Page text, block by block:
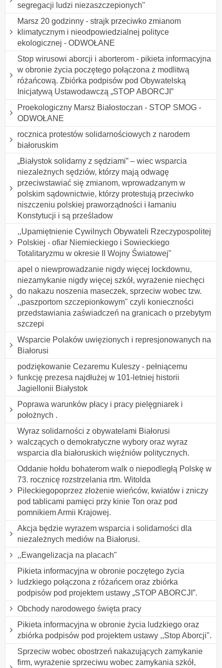
segregacji ludzi niezaszczepionych"
Marsz 20 godzinny - strajk przeciwko zmianom
klimatycznym i nieodpowiedzialnej polityce
ekologicznej - ODWOŁANE
Stop wirusowi aborcji i aborterom - pikieta informacyjna
w obronie życia poczętego połączona z modlitwą
różańcową. Zbiórka podpisów pod Obywatelską
Inicjatywą Ustawodawczą „STOP ABORCJI”
Proekologiczny Marsz Białostoczan - STOP SMOG -
ODWOŁANE
rocznica protestów solidarnościowych z narodem
białoruskim
„Białystok solidarny z sędziami” – wiec wsparcia
niezależnych sędziów, którzy mają odwagę
przeciwstawiać się zmianom, wprowadzanym w
polskim sądownictwie, którzy protestują przeciwko
niszczeniu polskiej praworządności i łamaniu
Konstytucji i są prześladow
,,Upamiętnienie Cywilnych Obywateli Rzeczypospolitej
Polskiej - ofiar Niemieckiego i Sowieckiego
Totalitaryzmu w okresie II Wojny Światowej"
apel o niewprowadzanie nigdy więcej lockdownu,
niezamykanie nigdy więcej szkół, wyrażenie niechęci
do nakazu noszenia maseczek, sprzeciw wobec tzw.
,,paszportom szczepionkowym" czyli konieczności
przedstawiania zaświadczeń na granicach o przebytym
szczepi
Wsparcie Polaków uwięzionych i represjonowanych na
Białorusi
podziękowanie Cezaremu Kuleszy - pełniącemu
funkcję prezesa najdłużej w 101-letniej historii
Jagiellonii Białystok
Poprawa warunków płacy i pracy pielęgniarek i
położnych .
Wyraz solidarności z obywatelami Białorusi
walczących o demokratyczne wybory oraz wyraz
wsparcia dla białoruskich więźniów politycznych.
Oddanie hołdu bohaterom walk o niepodległą Polskę w
73. rocznicę rozstrzelania rtm. Witolda
Pileckiegopoprzez złożenie wieńców, kwiatów i zniczy
pod tablicami pamięci przy kinie Ton oraz pod
pomnikiem Armii Krajowej.
Akcja będzie wyrazem wsparcia i solidarności dla
niezależnych mediów na Białorusi.
,,Ewangelizacja na placach"
Pikieta informacyjna w obronie poczętego życia
ludzkiego połączona z różańcem oraz zbiórka
podpisów pod projektem ustawy „STOP ABORCJI”.
Obchody narodowego święta pracy
Pikieta informacyjna w obronie życia ludzkiego oraz
zbiórka podpisów pod projektem ustawy ,,Stop Aborcji".
Sprzeciw wobec obostrzeń nakazujących zamykanie
firm, wyrażenie sprzeciwu wobec zamykania szkół,